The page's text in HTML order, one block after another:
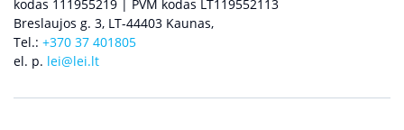
kodas 111955219 | PVM kodas LT119552113
Breslaujos g. 3, LT-44403 Kaunas,
Tel.: +370 37 401805
el. p. lei@lei.lt